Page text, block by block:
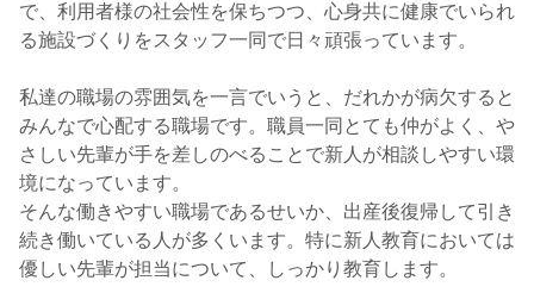
で、利用者様の社会性を保ちつつ、心身共に健康でいられ
る施設づくりをスタッフ一同で日々頑張っています。
私達の職場の雰囲気を一言でいうと、だれかが病欠すると
みんなで心配する職場です。職員一同とても仲がよく、や
さしい先輩が手を差しのべることで新人が相談しやすい環
境になっています。
そんな働きやすい職場であるせいか、出産後復帰して引き
続き働いている人が多くいます。特に新人教育においては
優しい先輩が担当について、しっかり教育します。